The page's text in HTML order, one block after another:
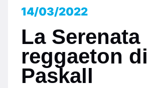
14/03/2022
La Serenata
reggaeton di
Paskall